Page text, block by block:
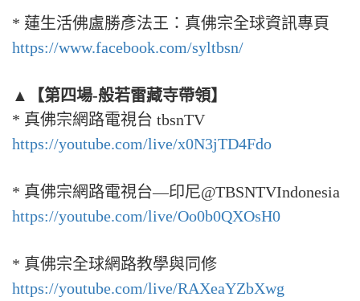
* 蓮生活佛盧勝彥法王：真佛宗全球資訊專頁
https://www.facebook.com/syltbsn/
▲【第四場-般若雷藏寺帶領】
* 真佛宗網路電視台 tbsnTV
https://youtube.com/live/x0N3jTD4Fdo
* 真佛宗網路電視台—印尼@TBSNTVIndonesia
https://youtube.com/live/Oo0b0QXOsH0
* 真佛宗全球網路教學與同修
https://youtube.com/live/RAXeaYZbXwg